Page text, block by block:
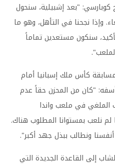
كوبارسي: "بعد إشبيلية، سنحول
وإذا نجحنا في التأهل، وهو ما
سنكون مستعدين تماماً
كأس ملك إسبانيا أمام
"كان من المحزن حقاً عدم
الملغي في ملعب واندا
لم نلعب بمستوانا المطلوب هناك.
ونطالب ببذل جهد أكبر".
إلى القاعدة الجديدة التي